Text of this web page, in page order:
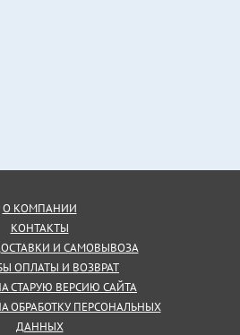
О КОМПАНИИ
КОНТАКТЫ
И САМОВЫВОЗА
ОПЛАТЫ И ВОЗВРАТ
СТАРУЮ ВЕРСИЮ САЙТА
ОБРАБОТКУ ПЕРСОНАЛЬНЫХ
ДАННЫХ